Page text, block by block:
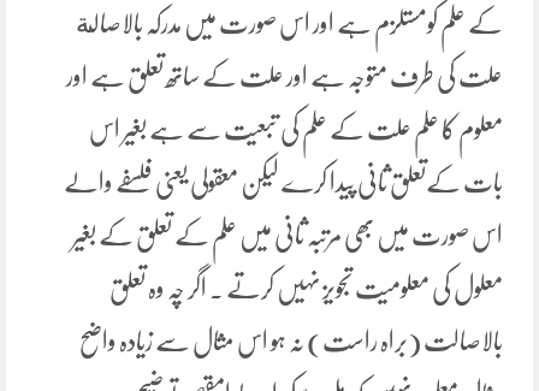
کے علم کومستلزم ہے اور اس صورت میں مدرکہ بالاصالة
علت کی طرف متوجہ ہے اور علت کے ساتھ تعلق ہے اور
معلوم کا علم علت کے علم کی تبعیت سے ہے بغیر اس
بات کےتعلق ثانی پیدا کرے لیکن معقولی یعنی فلسفے والے
اس صورت میں بھی مرتبہ ثانی میں علم کے تعلق کے بغیر
معلول کی معلومیت تجویز نہیں کرتے ۔ اگر چہ وہ تعلق
بالاصالت (براہ راست) نہ ہو اس مثال سے زیادہ واضح